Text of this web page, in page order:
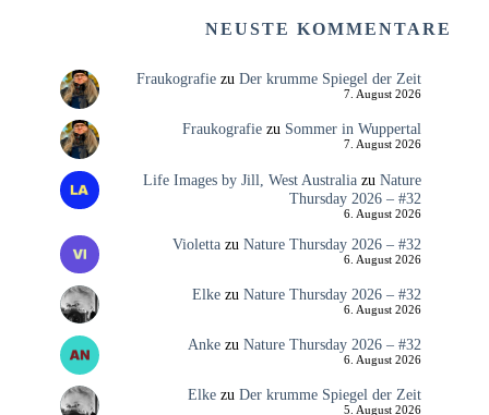
NEUSTE KOMMENTARE
Fraukografiezu Der krumme Spiegel der Zeit
7. August 2026
Fraukografiezu Sommer in Wuppertal
7. August 2026
Life Images by Jill, West Australiazu Nature
Thursday 2026 – #32
6. August 2026
Violettazu Nature Thursday 2026 – #32
6. August 2026
Elkezu Nature Thursday 2026 – #32
6. August 2026
Ankezu Nature Thursday 2026 – #32
6. August 2026
Elkezu Der krumme Spiegel der Zeit
5. August 2026